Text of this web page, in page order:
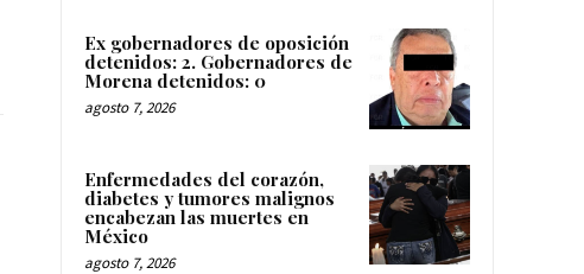
Ex gobernadores de oposición
detenidos: 2. Gobernadores de
Morena detenidos: 0
agosto 7, 2026
Enfermedades del corazón,
diabetes y tumores malignos
encabezan las muertes en
México
agosto 7, 2026